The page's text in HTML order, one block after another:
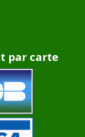
par carte